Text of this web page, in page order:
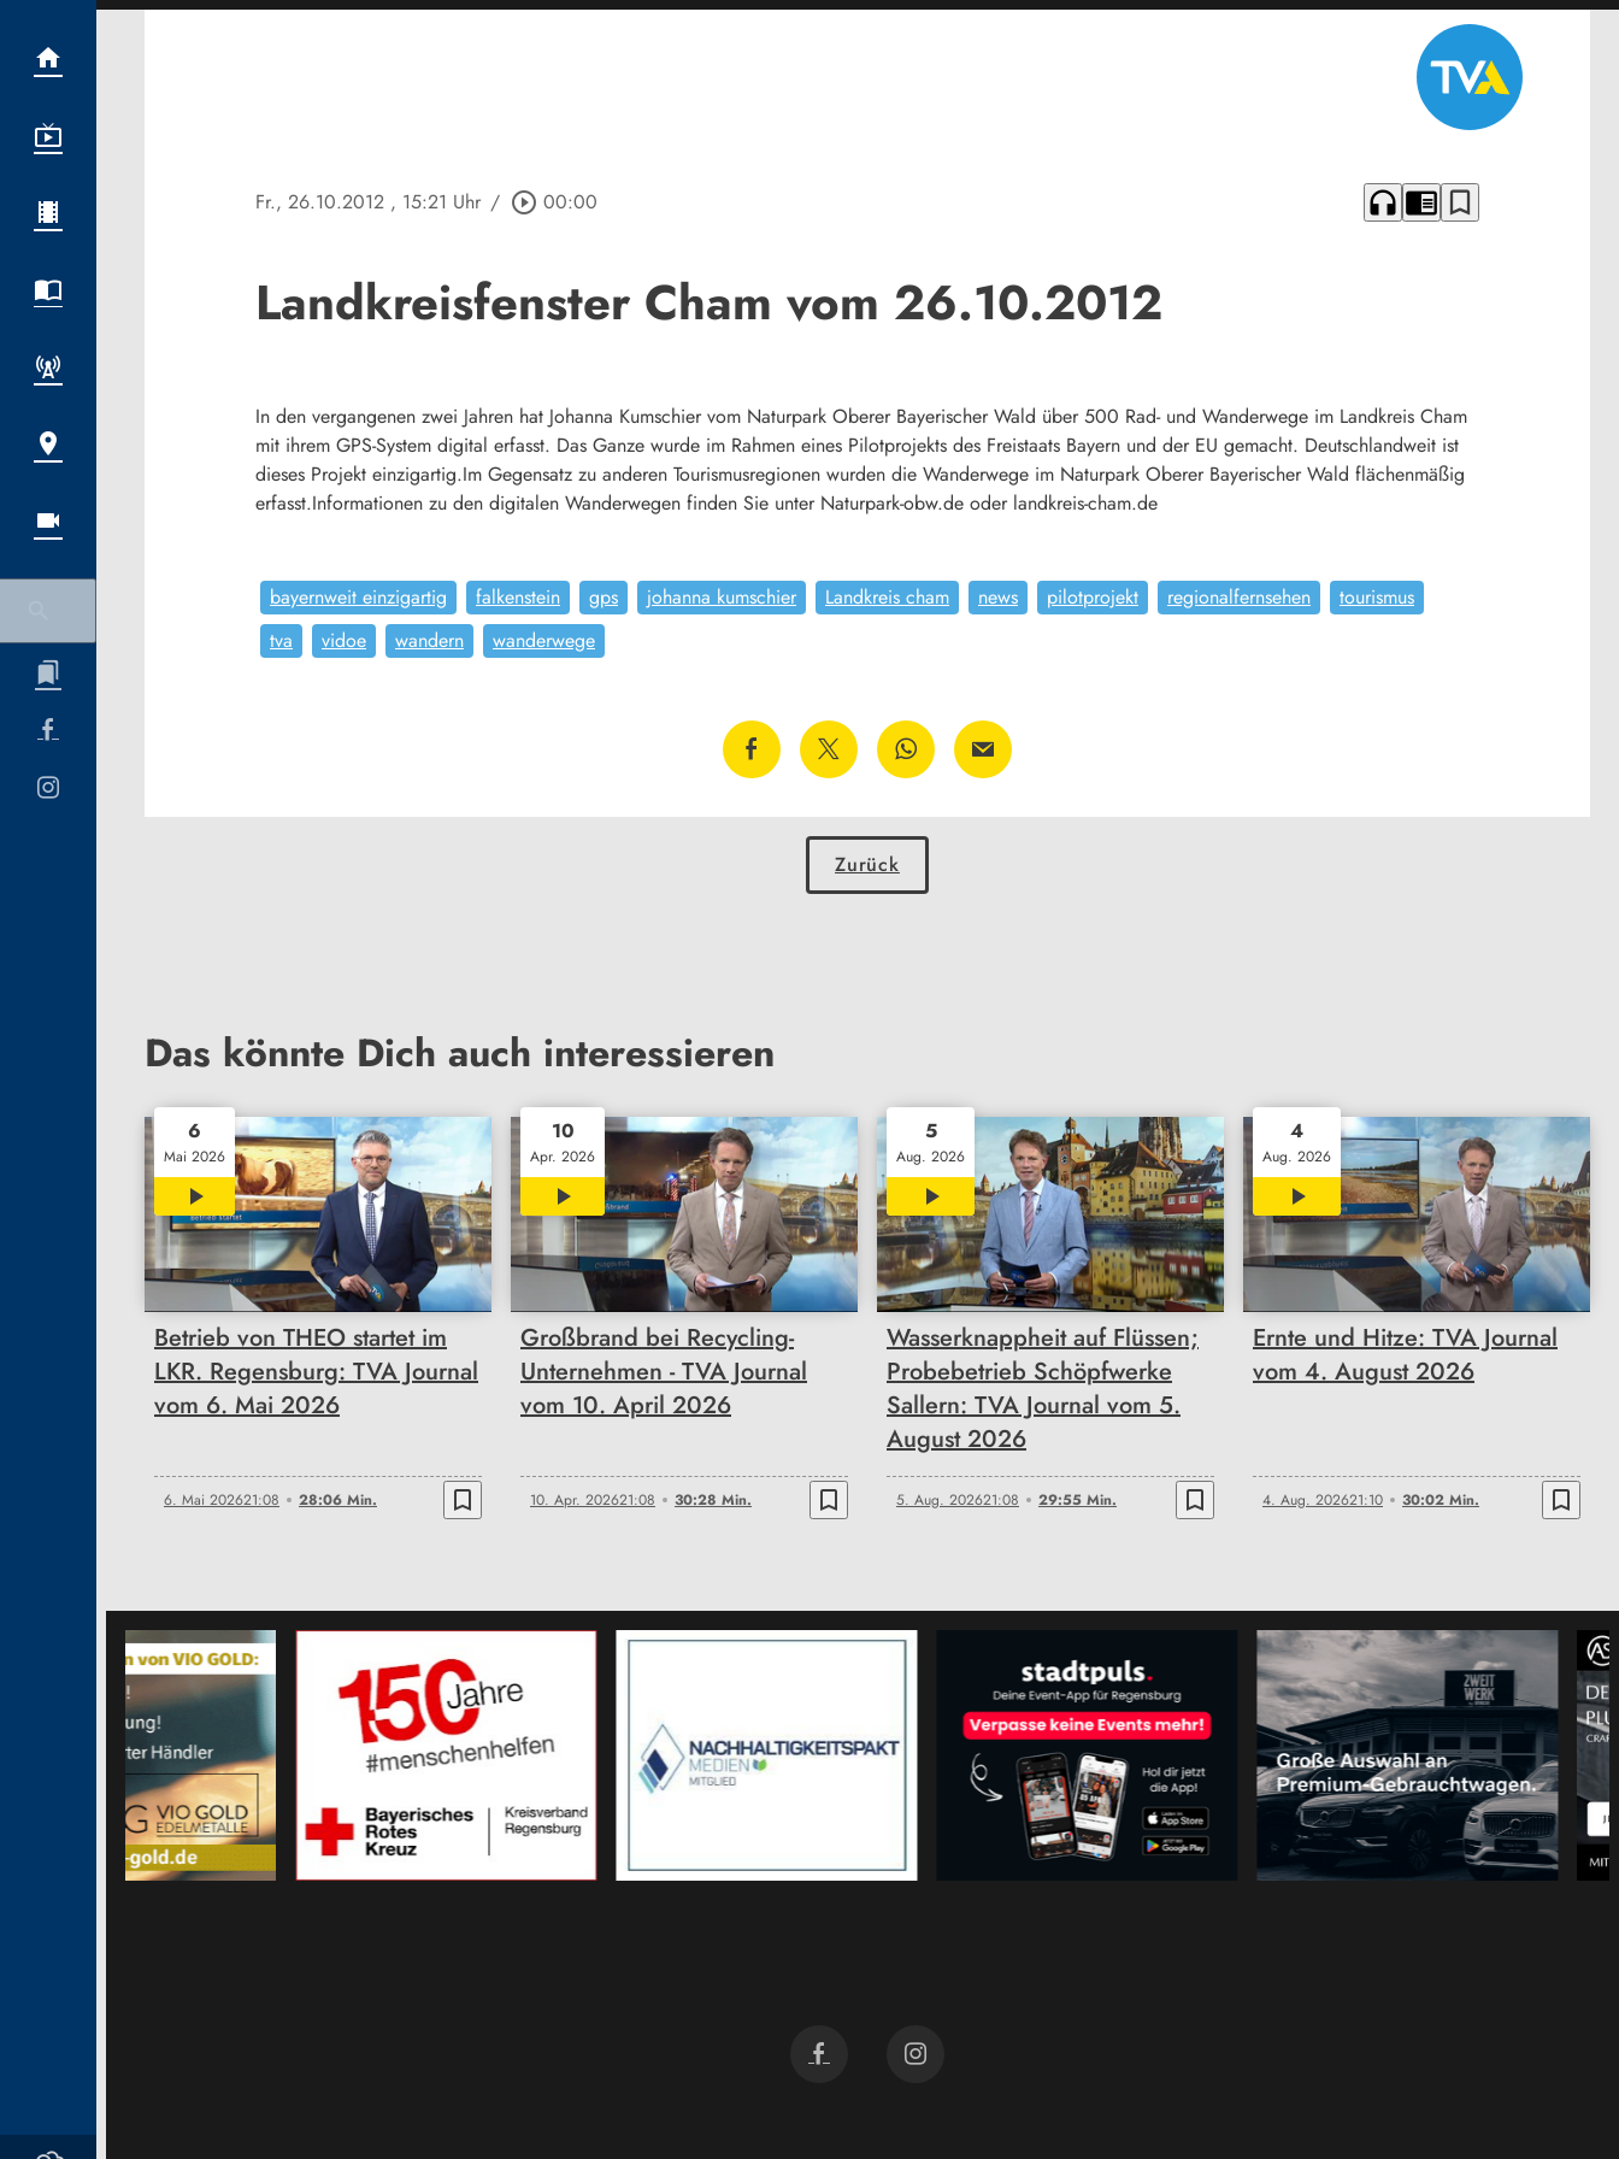
Fr., 26.10.2012 , 15:21 Uhr / play_circle_outline 00:00 headphones chrome_reader_mode bookmark_border
Landkreisfenster Cham vom 26.10.2012
In den vergangenen zwei Jahren hat Johanna Kumschier vom Naturpark Oberer Bayerischer Wald über 500 Rad- und Wanderwege im Landkreis Cham
mit ihrem GPS-System digital erfasst. Das Ganze wurde im Rahmen eines Pilotprojekts des Freistaats Bayern und der EU gemacht. Deutschlandweit ist
dieses Projekt einzigartig.Im Gegensatz zu anderen Tourismusregionen wurden die Wanderwege im Naturpark Oberer Bayerischer Wald flächenmäßig
erfasst.Informationen zu den digitalen Wanderwegen finden Sie unter Naturpark-obw.de oder landkreis-cham.de
bayernweit einzigartig falkenstein gps johanna kumschier Landkreis cham news pilotprojekt regionalfernsehen
tourismus
tva
vidoe wandern wanderwege
Zurück
Das könnte Dich auch interessieren
6
Mai 2026
28:06
Betrieb von THEO startet im
LKR. Regensburg: TVA Journal
vom 6. Mai 2026
6. Mai 202621:08 28:06 Min. bookmark_border
10
Apr. 2026
30:28
Großbrand bei Recycling-
Unternehmen - TVA Journal
vom 10. April 2026
10. Apr. 202621:08 30:28 Min. bookmark_border
5
Aug. 2026
29:55
Wasserknappheit auf Flüssen;
Probebetrieb Schöpfwerke
Sallern: TVA Journal vom 5.
August 2026
5. Aug. 202621:08 29:55 Min. bookmark_border
4
Aug. 2026
30:02
Ernte und Hitze: TVA Journal
vom 4. August 2026
4. Aug. 202621:10 30:02 Min. bookmark_border